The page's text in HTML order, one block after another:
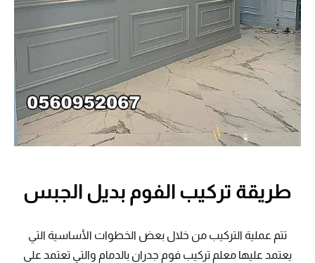
طريقة تركيب الفوم بديل الجبس
تتم عملية التركيب من خلال بعض الخطوات الأساسية التي
يعتمد عليها معلم تركيب فوم جدران بالدمام والتي تعتمد على